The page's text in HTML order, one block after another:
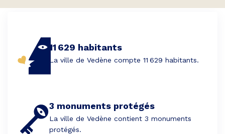
11 629 habitants
La ville de Vedène compte 11 629 habitants.
3 monuments protégés
La ville de Vedène contient 3 monuments
protégés.